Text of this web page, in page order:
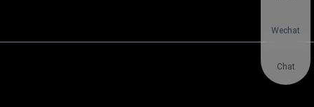
Wechat
Chat